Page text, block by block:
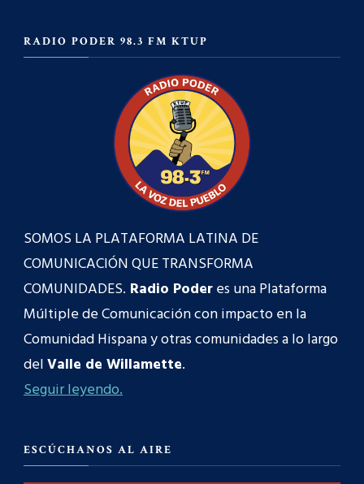
RADIO PODER 98.3 FM KTUP
SOMOS LA PLATAFORMA LATINA DE
COMUNICACIÓN QUE TRANSFORMA
COMUNIDADES. Radio Poderes una Plataforma
Múltiple de Comunicación con impacto en la
Comunidad Hispana y otras comunidades a lo largo
delValle de Willamette.
Seguir leyendo.
ESCÚCHANOS AL AIRE